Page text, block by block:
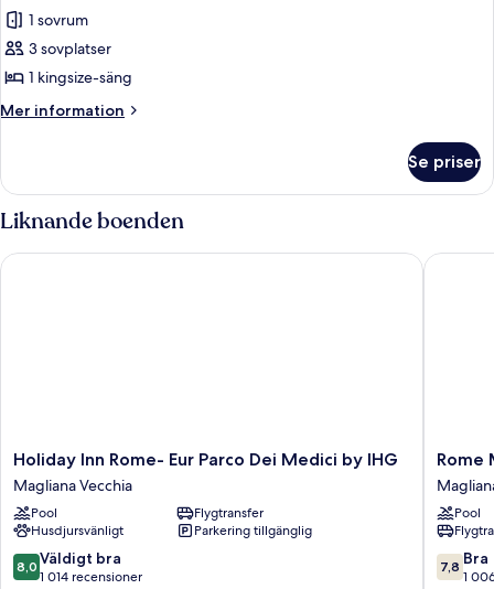
Svit
Senior
-
sovrum
1 sovrum
3 sovplatser
1 kingsize-säng
Mer information
Mer
Senior
-
1
sovrum
Se priser
Liknande boenden
Holiday
Inn
Rome-
Eur
Parco
Dei
Medici
Holiday Inn Rome- Eur Parco Dei Medici by IHG
Magliana Vecchia
Pool
Flygtransfer
Husdjursvänligt
Parkering tillgänglig
8.0
av
8,0 Väldigt bra
1 014 recensioner
Holiday Inn Rome- Eur Parco Dei Medici by IHG
Rome
Marriott
Park
Hotel
Vecchia
Rome
Pool
7.8
av
7,8 Bra
1
Rome